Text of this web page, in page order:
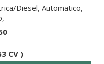
Diesel, Automatico,
CV )